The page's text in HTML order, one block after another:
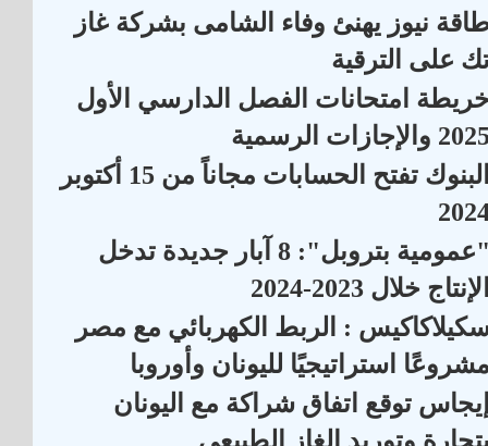
نيوز يهنئ وفاء الشامى بشركة غاز
على الترقية
امتحانات الفصل الدارسي الأول
والإجازات الرسمية
البنوك تفتح الحسابات مجاناً من 15 أكتوبر
"عمومية بتروبل": 8 آبار جديدة تدخل
خلال 2023-2024
: الربط الكهربائي مع مصر
استراتيجيًا لليونان وأوروبا
توقع اتفاق شراكة مع اليونان
وتوريد الغاز الطبيعي